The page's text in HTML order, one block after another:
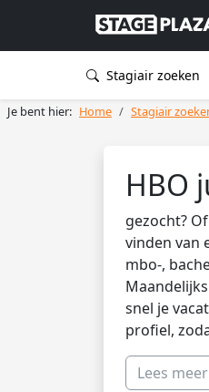
Stagiair zoeken
Je bent hier: Home Stagiair
HBO
gezocht?
vinden van
mbo-,
snel je
profiel,
Lees meer